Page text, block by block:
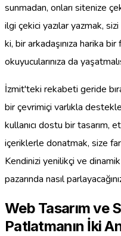
sunmadan, onları sitenize
ilgi çekici yazılar yazmak,
ki, bir arkadaşınıza harika
okuyucularınıza da
İzmit'teki rekabeti geride
bir çevrimiçi varlıkla
kullanıcı dostu bir
içeriklerle donatmak, size
Kendinizi yenilikçi ve
pazarında nasıl
Web Tasarım ve
Patlatmanın İki